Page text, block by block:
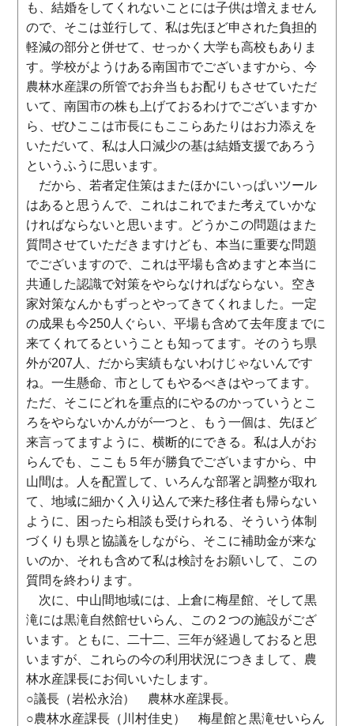
も、結婚をしてくれないことには子供は増えません
ので、そこは並行して、私は先ほど申された負担的
軽減の部分と併せて、せっかく大学も高校もありま
す。学校がようけある南国市でございますから、今
農林水産課の所管でお弁当もお配りもさせていただ
いて、南国市の株も上げておるわけでございますか
ら、ぜひここは市長にもここらあたりはお力添えを
いただいて、私は人口減少の基は結婚支援であろう
というふうに思います。
だから、若者定住策はまたほかにいっぱいツール
はあると思うんで、これはこれでまた考えていかな
ければならないと思います。どうかこの問題はまた
質問させていただきますけども、本当に重要な問題
でございますので、これは平場も含めますと本当に
共通した認識で対策をやらなければならない。空き
家対策なんかもずっとやってきてくれました。一定
の成果も今250人ぐらい、平場も含めて去年度までに
来てくれてるということも知ってます。そのうち県
外が207人、だから実績もないわけじゃないんです
ね。一生懸命、市としてもやるべきはやってます。
ただ、そこにどれを重点的にやるのかっていうとこ
ろをやらないかんがが一つと、もう一個は、先ほど
来言ってますように、横断的にできる。私は人がお
らんでも、ここも５年が勝負でございますから、中
山間は。人を配置して、いろんな部署と調整が取れ
て、地域に細かく入り込んで来た移住者も帰らない
ように、困ったら相談も受けられる、そういう体制
づくりも県と協議をしながら、そこに補助金が来な
いのか、それも含めて私は検討をお願いして、この
質問を終わります。
次に、中山間地域には、上倉に梅星館、そして黒
滝には黒滝自然館せいらん、この２つの施設がござ
います。ともに、二十二、三年が経過しておると思
いますが、これらの今の利用状況につきまして、農
林水産課長にお伺いいたします。
○議長（岩松永治） 農林水産課長。
○農林水産課長（川村佳史） 梅星館と黒滝せいらん